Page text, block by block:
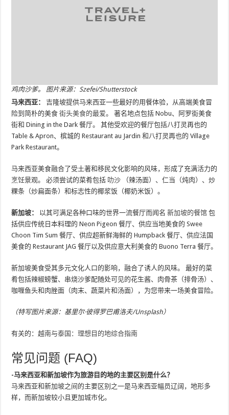
鸡肉沙爹。 图片来源：Szefei/Shutterstock
马来西亚：
吉隆坡提供马来西亚一些最好的用餐体验，从高端美食冒
险到简朴的美食街头美食的最爱。 著名地点包括 Nobu、阿罗街美食
街和 Dining in the Dark 餐厅。 其他受欢迎的餐厅包括八打灵再也的
Table & Apron、槟城的 Restaurant au Jardin 和八打灵再也的 Village
Park Restaurant。
马来西亚美食融合了受土著和移民文化影响的风味，形成了充满活力的
烹饪景观。 必须尝试的菜肴包括 叻沙 （辣汤面）、仁当（炖肉）、炒
粿条（炒扁面条）和标志性的椰浆饭（椰奶米饭）。
新加坡： 以其可满足各种口味的世界一流餐厅而闻名新加坡的餐馆 包
括供应传统日本料理的 Neon Pigeon 餐厅、供应当地美食的 Swee
Choon Tim Sum 餐厅、供应超新鲜海鲜的 Humpback 餐厅、供应法国
美食的 Restaurant JAG 餐厅以及供应意大利美食的 Buono Terra 餐厅。
新加坡美食受其多元文化人口的影响，融合了诱人的风味。 最好的菜
肴包括辣椒螃蟹、串烧沙爹配随处可见的花生酱、肉骨茶（排骨汤）、
咖喱鱼头和肉脞面（肉末、蔬菜片和汤面），为您带来一场美食冒险。
（特写图片来源：基里尔·彼得罗巴甫洛夫/Unsplash）
有关的：越南与泰国：理想目的地综合指南
常见问题 (FAQ)
-马来西亚和新加坡作为旅游目的地的主要区别是什么？
马来西亚和新加坡之间的主要区别之一是马来西亚幅员辽阔，地形多
样，而新加坡较小且更加城市化。